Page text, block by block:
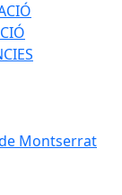
Montserrat